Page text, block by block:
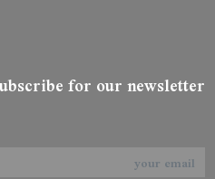
subscribe for our newsletter